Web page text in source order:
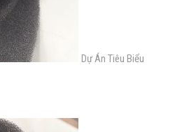
Dự Án Tiêu Biểu